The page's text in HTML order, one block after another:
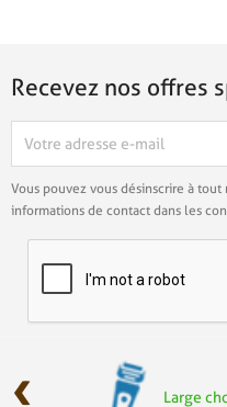
Recevez nos offres
Vous pouvez vous désinscrire à
informations de contact dans les
Large
‹